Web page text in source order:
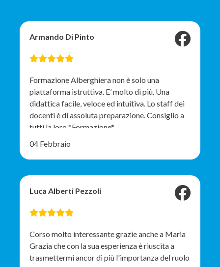
Armando Di Pinto
Formazione Alberghiera non è solo una
piattaforma istruttiva. E’ molto di più. Una
didattica facile, veloce ed intuitiva. Lo staff dei
docenti è di assoluta preparazione. Consiglio a
tutti la loro *Formazione*
04 Febbraio
Luca Alberti Pezzoli
Corso molto interessante grazie anche a Maria
Grazia che con la sua esperienza è riuscita a
trasmettermi ancor di più l'importanza del ruolo